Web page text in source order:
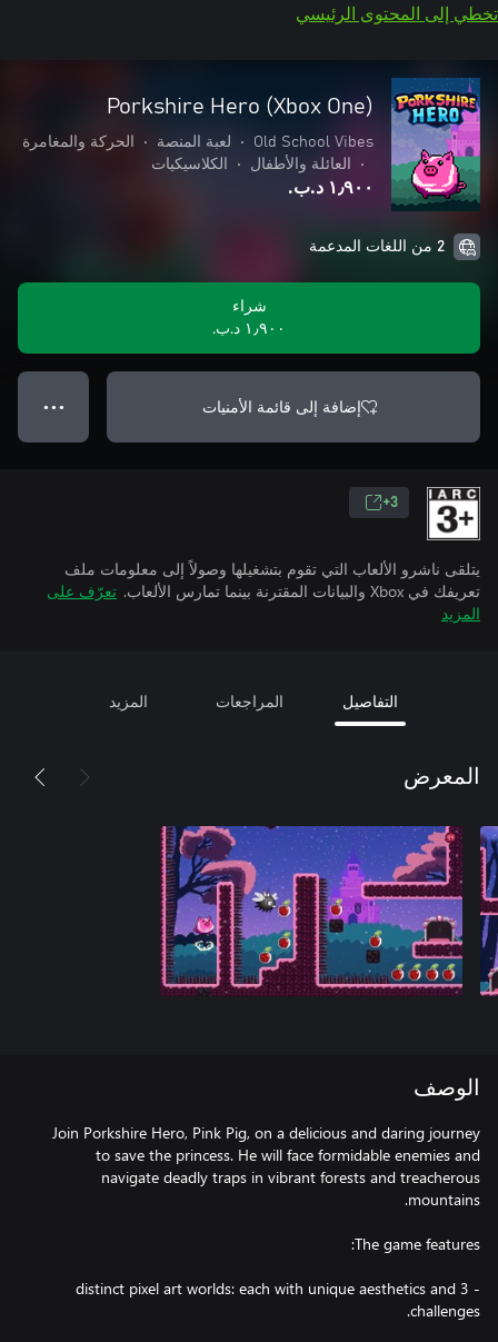
تخطي إلى المحتوى الرئيسي
Porkshire Hero (Xbox One)
Old School Vibes
• لعبة المنصة •
الحركة والمغامرة
•
العائلة والأطفال • الكلاسيكيات
١٫٩٠٠ د.ب.‏
2 من اللغات المدعمة
شراء
١٫٩٠٠ د.ب.‏
إضافة إلى قائمة الأمنيات ● ● ●
3+
يتلقى ناشرو الألعاب التي تقوم بتشغيلها وصولاً إلى معلومات ملف
تعريفك في Xbox والبيانات المقترنة بينما تمارس الألعاب.
تعرّف على
المزيد
التفاصيل المراجعات المزيد
المعرض
الوصف
Join Porkshire Hero, Pink Pig, on a delicious and daring journey
to save the princess. He will face formidable enemies and
navigate deadly traps in vibrant forests and treacherous
- 3 distinct pixel art worlds: each with unique aesthetics and